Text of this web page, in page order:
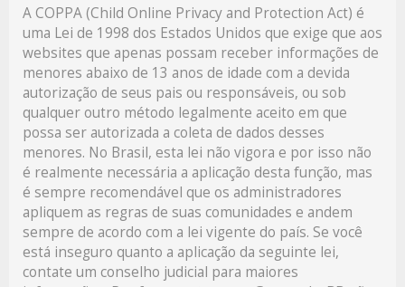
A COPPA (Child Online Privacy and Protection Act) é
uma Lei de 1998 dos Estados Unidos que exige que aos
websites que apenas possam receber informações de
menores abaixo de 13 anos de idade com a devida
autorização de seus pais ou responsáveis, ou sob
qualquer outro método legalmente aceito em que
possa ser autorizada a coleta de dados desses
menores. No Brasil, esta lei não vigora e por isso não
é realmente necessária a aplicação desta função, mas
é sempre recomendável que os administradores
apliquem as regras de suas comunidades e andem
sempre de acordo com a lei vigente do país. Se você
está inseguro quanto a aplicação da seguinte lei,
contate um conselho judicial para maiores